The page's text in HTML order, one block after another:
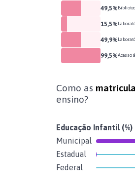
49,5%
15,5%
49,9%
99,5%Acesso
Como as
ensino?
Educação Infantil (%)
Municipal
Estadual
Federal